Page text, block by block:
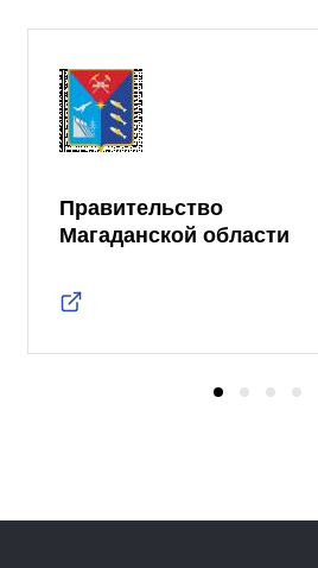
Правительство
Магаданской области